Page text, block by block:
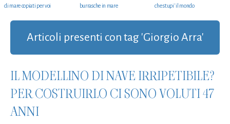
di mare copiati per voi
burrasche in mare
che stupi' il mondo
Articoli presenti con tag 'Giorgio Arra'
IL MODELLINO DI NAVE IRRIPETIBILE?
PER COSTRUIRLO CI SONO VOLUTI 47
ANNI